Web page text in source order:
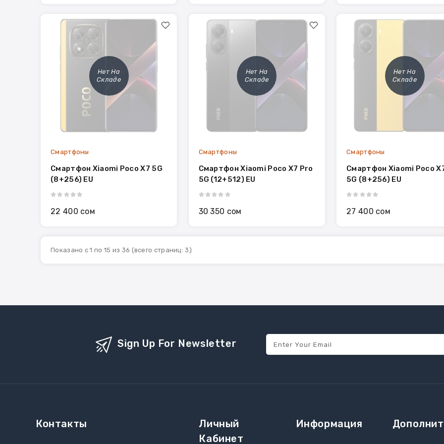
Нет На
Складе
Смартфоны
Смартфон Xiaomi Poco X7 5G
(8+256) EU
22 400 сом
Нет На
Складе
Смартфоны
Смартфон Xiaomi Poco X7 Pro
5G (12+512) EU
30 350 сом
Нет На
Складе
Смартфоны
Смартфон Xiaomi Poco
5G (8+256) EU
27 400 сом
Показано с 1 по 15 из 36 (всего страниц: 3)
Sign Up For Newsletter
Контакты
Личный
Кабинет
Информация